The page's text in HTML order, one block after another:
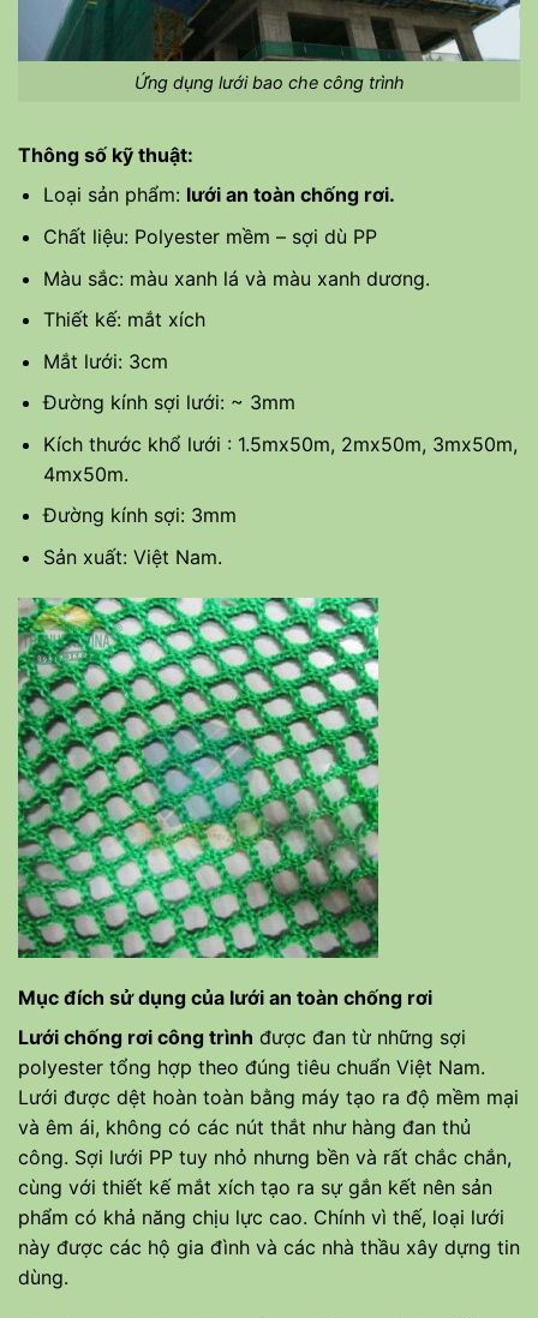
Ứng dụng lưới bao che công trình
Thông số kỹ thuật:
Loại sản phẩm: lưới an toàn chống rơi.
Chất liệu: Polyester mềm – sợi dù PP
Màu sắc: màu xanh lá và màu xanh dương.
Thiết kế: mắt xích
Mắt lưới: 3cm
Đường kính sợi lưới: ~ 3mm
Kích thước khổ lưới : 1.5mx50m, 2mx50m, 3mx50m,
4mx50m.
Đường kính sợi: 3mm
Sản xuất: Việt Nam.
Mục đích sử dụng của lưới an toàn chống rơi
Lưới chống rơi công trình được đan từ những sợi
polyester tổng hợp theo đúng tiêu chuẩn Việt Nam.
Lưới được dệt hoàn toàn bằng máy tạo ra độ mềm mại
và êm ái, không có các nút thắt như hàng đan thủ
công. Sợi lưới PP tuy nhỏ nhưng bền và rất chắc chắn,
cùng với thiết kế mắt xích tạo ra sự gắn kết nên sản
phẩm có khả năng chịu lực cao. Chính vì thế, loại lưới
này được các hộ gia đình và các nhà thầu xây dựng tin
dùng.